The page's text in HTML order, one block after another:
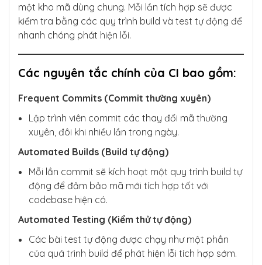
một kho mã dùng chung. Mỗi lần tích hợp sẽ được
kiểm tra bằng các quy trình build và test tự động để
nhanh chóng phát hiện lỗi.
Các nguyên tắc chính của CI bao gồm:
Frequent Commits (Commit thường xuyên)
Lập trình viên commit các thay đổi mã thường
xuyên, đôi khi nhiều lần trong ngày.
Automated Builds (Build tự động)
Mỗi lần commit sẽ kích hoạt một quy trình build tự
động để đảm bảo mã mới tích hợp tốt với
codebase hiện có.
Automated Testing (Kiểm thử tự động)
Các bài test tự động được chạy như một phần
của quá trình build để phát hiện lỗi tích hợp sớm.